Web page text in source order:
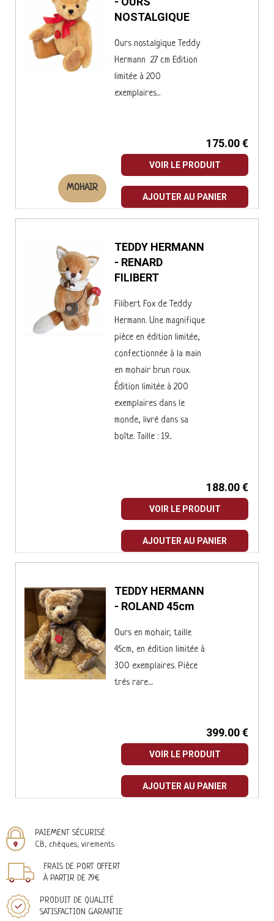
MOHAIR
NOSTALGIQUE
Ours nostalgique Teddy
Hermann 27 cm Edition
limitée à 200
exemplaires...
175.00 €
VOIR LE PRODUIT
AJOUTER AU PANIER
TEDDY HERMANN
- RENARD
FILIBERT
Filibert Fox de Teddy
Hermann. Une magnifique
pièce en édition limitée,
confectionnée à la main
en mohair brun roux.
Édition limitée à 200
exemplaires dans le
monde, livré dans sa
boîte. Taille : 19...
188.00 €
VOIR LE PRODUIT
AJOUTER AU PANIER
TEDDY HERMANN
- ROLAND 45cm
Ours en mohair, taille
45cm, en édition limitée à
300 exemplaires. Pièce
trés rare....
399.00 €
VOIR LE PRODUIT
AJOUTER AU PANIER
PAIEMENT SÉCURISÉ
CB, chèques, virements
FRAIS DE PORT OFFERT
À PARTIR DE 79€
PRODUIT DE QUALITÉ
SATISFACTION GARANTIE